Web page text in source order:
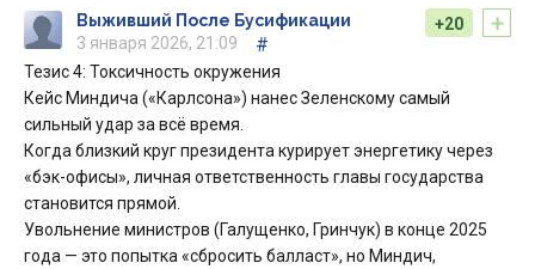
+
+20
Выживший После Бусификации
3 января 2026, 21:09
#
Тезис 4: Токсичность окружения
Кейс Миндича («Карлсона») нанес Зеленскому самый
сильный удар за всё время.
Когда близкий круг президента курирует энергетику через
«бэк-офисы», личная ответственность главы государства
становится прямой.
Увольнение министров (Галущенко, Гринчук) в конце 2025
года — это попытка «сбросить балласт», но Миндич,